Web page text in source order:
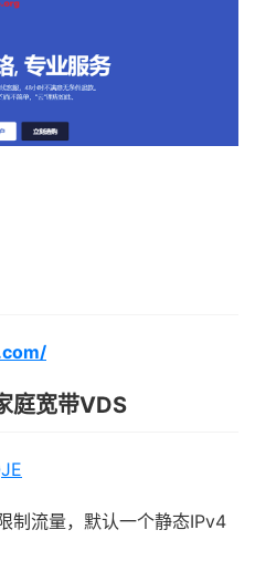
庭宽带VDS
制流量，默认一个静态IPv4